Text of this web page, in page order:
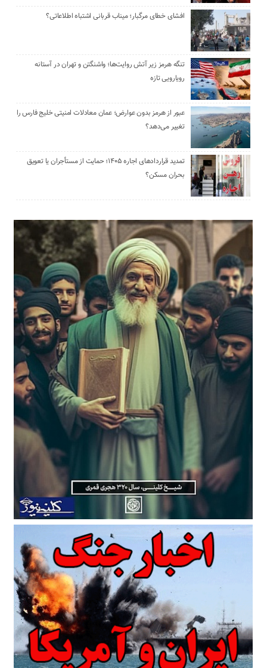
افشای خطای مرگبار؛ میناب قربانی اشتباه اطلاعاتی؟
تنگه هرمز زیر آتش روایت‌ها؛ واشنگتن و تهران در آستانه
رویارویی تازه
عبور از هرمز بدون عوارض؛ عمان معادلات امنیتی خلیج فارس را
تغییر می‌دهد؟
تمدید قراردادهای اجاره ۱۴۰۵؛ حمایت از مستأجران یا تعویق
بحران مسکن؟